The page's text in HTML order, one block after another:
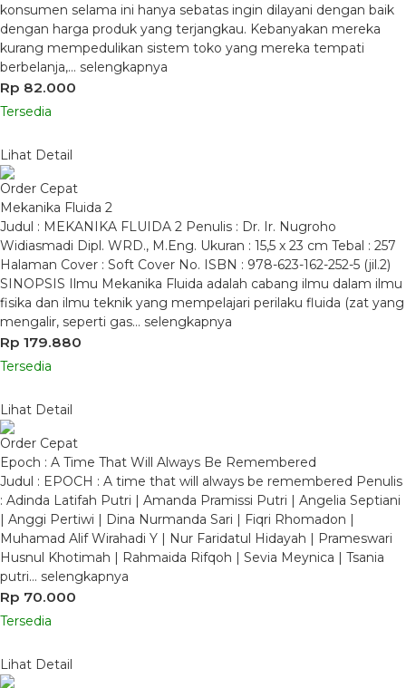
konsumen selama ini hanya sebatas ingin dilayani dengan baik
dengan harga produk yang terjangkau. Kebanyakan mereka
kurang mempedulikan sistem toko yang mereka tempati
berbelanja,… selengkapnya
Rp 82.000
Tersedia
Lihat Detail
Order Cepat
Mekanika Fluida 2
Judul : MEKANIKA FLUIDA 2 Penulis : Dr. Ir. Nugroho
Widiasmadi Dipl. WRD., M.Eng. Ukuran : 15,5 x 23 cm Tebal : 257
Halaman Cover : Soft Cover No. ISBN : 978-623-162-252-5 (jil.2)
SINOPSIS Ilmu Mekanika Fluida adalah cabang ilmu dalam ilmu
fisika dan ilmu teknik yang mempelajari perilaku fluida (zat yang
mengalir, seperti gas… selengkapnya
Rp 179.880
Tersedia
Lihat Detail
Order Cepat
Epoch : A Time That Will Always Be Remembered
Judul : EPOCH : A time that will always be remembered Penulis
: Adinda Latifah Putri | Amanda Pramissi Putri | Angelia Septiani
| Anggi Pertiwi | Dina Nurmanda Sari | Fiqri Rhomadon |
Muhamad Alif Wirahadi Y | Nur Faridatul Hidayah | Prameswari
Husnul Khotimah | Rahmaida Rifqoh | Sevia Meynica | Tsania
putri… selengkapnya
Rp 70.000
Tersedia
Lihat Detail